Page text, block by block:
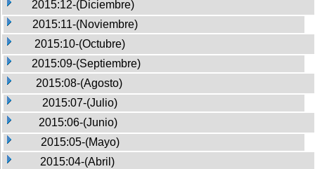
2015:12-(Diciembre)
2015:11-(Noviembre)
2015:10-(Octubre)
2015:09-(Septiembre)
2015:08-(Agosto)
2015:07-(Julio)
2015:06-(Junio)
2015:05-(Mayo)
2015:04-(Abril)